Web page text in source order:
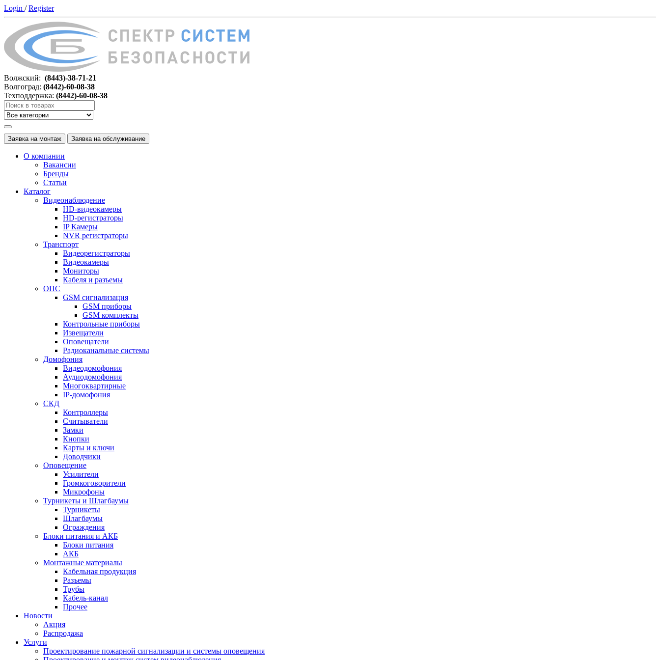
Login /Register
Волжский: (8443)-38-71-21
Волгоград: (8442)-60-08-38
Техподдержка: (8442)-60-08-38
Заявка на монтаж Заявка на обслуживание
О компании
Вакансии
Бренды
Статьи
Каталог
Видеонаблюдение
HD-видеокамеры
HD-регистраторы
IP Камеры
NVR регистраторы
Транспорт
Видеорегистраторы
Видеокамеры
Мониторы
Кабеля и разъемы
ОПС
GSM сигнализация
GSM приборы
GSM комплекты
Контрольные приборы
Извещатели
Оповещатели
Радиоканальные системы
Домофония
Видеодомофония
Аудиодомофония
Многоквартирные
IP-домофония
СКД
Контроллеры
Считыватели
Замки
Кнопки
Карты и ключи
Доводчики
Оповещение
Усилители
Громкоговорители
Микрофоны
Турникеты и Шлагбаумы
Турникеты
Шлагбаумы
Ограждения
Блоки питания и АКБ
Блоки питания
АКБ
Монтажные материалы
Кабельная продукция
Разъемы
Трубы
Кабель-канал
Прочее
Новости
Акция
Распродажа
Услуги
Проектирование пожарной сигнализации и системы оповещения